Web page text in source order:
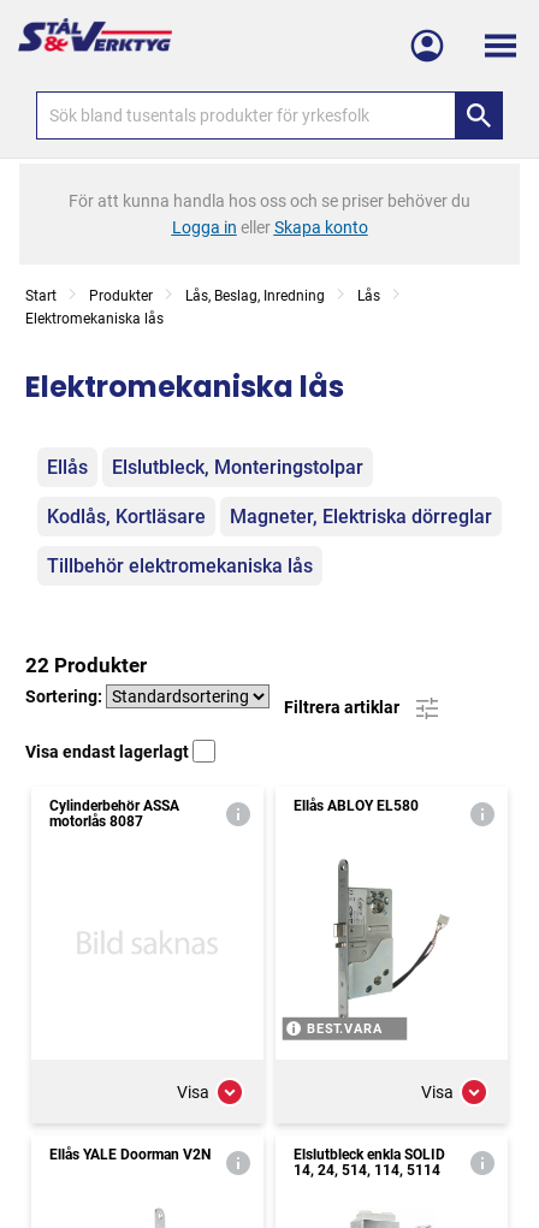
Meny
För att kunna handla hos oss och se priser behöver du
Logga in ellerSkapa konto
Start Produkter Lås, Beslag, Inredning
Lås
Elektromekaniska lås
Elektromekaniska lås
Kategorier
Ellås Elslutbleck, Monteringstolpar
Kodlås, Kortläsare Magneter, Elektriska dörreglar
Tillbehör elektromekaniska lås
22 Produkter
Sortering:
Filtrera artiklar
Visa endast lagerlagt
Cylinderbehör ASSA
motorlås 8087
Visa
Ellås ABLOY EL580
BEST.VARA
Visa
Ellås YALE Doorman V2N
Elslutbleck enkla SOLID
14, 24, 514, 114, 5114